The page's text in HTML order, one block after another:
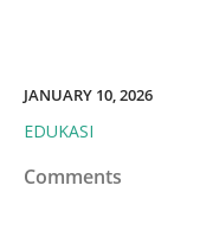
JANUARY 10, 2026
EDUKASI
Comments